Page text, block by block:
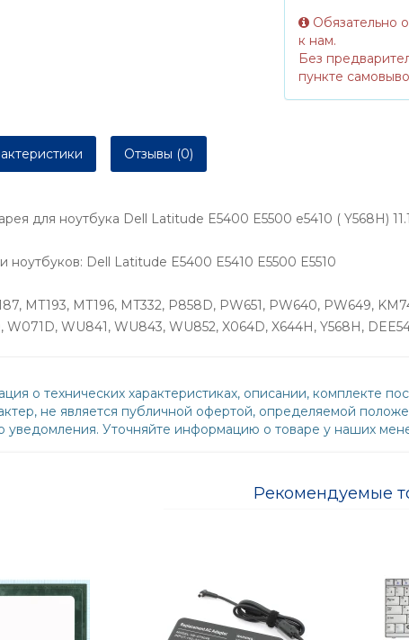
Обязательно
к нам.
Без
пункте
Отзывы (0)
для ноутбука Dell Latitude E5400 E5500 e5410 ( Y568H)
Dell Latitude E5400 E5410 E5500 E5510
MT193, MT196, MT332, P858D, PW651, PW640, PW649,
W071D, WU841, WU843, WU852, X064D, X644H, Y568H,
о технических характеристиках, описании, комплекте
не является публичной офертой, определяемой
уведомления. Уточняйте информацию о товаре у наших
Рекомендуемые